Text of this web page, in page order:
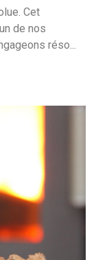
Cet
de nos
réso...